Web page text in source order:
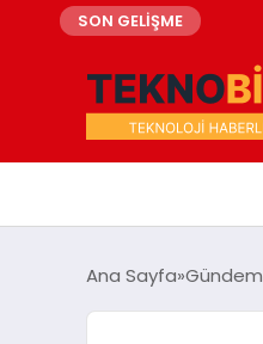
SON GELİŞME
Ana Sayfa Gündem